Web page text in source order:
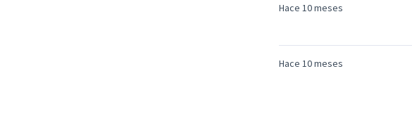
Hace 10 meses
Hace 10 meses